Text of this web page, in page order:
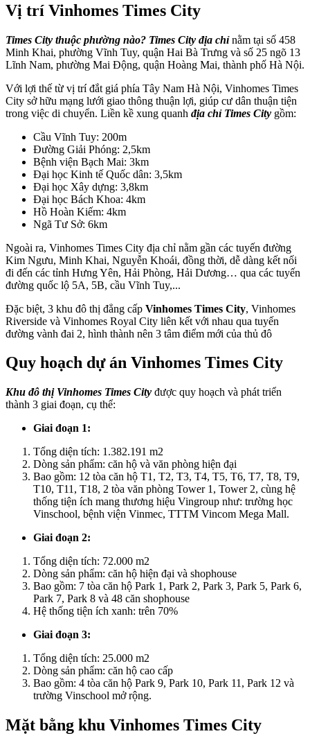
Vị trí Vinhomes Times City
Times City thuộc phường nào? Times City địa chỉnằm tại số 458
Minh Khai, phường Vĩnh Tuy, quận Hai Bà Trưng và số 25 ngõ 13
Lĩnh Nam, phường Mai Động, quận Hoàng Mai, thành phố Hà Nội.
Với lợi thế từ vị trí đắt giá phía Tây Nam Hà Nội, Vinhomes Times
City sở hữu mạng lưới giao thông thuận lợi, giúp cư dân thuận tiện
trong việc di chuyển. Liền kề xung quanh địa chỉ Times City gồm:
Cầu Vĩnh Tuy: 200m
Đường Giải Phóng: 2,5km
Bệnh viện Bạch Mai: 3km
Đại học Kinh tế Quốc dân: 3,5km
Đại học Xây dựng: 3,8km
Đại học Bách Khoa: 4km
Hồ Hoàn Kiếm: 4km
Ngã Tư Sở: 6km
Ngoài ra, Vinhomes Times City địa chỉ nằm gần các tuyến đường
Kim Ngưu, Minh Khai, Nguyễn Khoái, đồng thời, dễ dàng kết nối
đi đến các tỉnh Hưng Yên, Hải Phòng, Hải Dương… qua các tuyến
đường quốc lộ 5A, 5B, cầu Vĩnh Tuy,...
Đặc biệt, 3 khu đô thị đẳng cấp Vinhomes Times City, Vinhomes
Riverside và Vinhomes Royal City liên kết với nhau qua tuyến
đường vành đai 2, hình thành nên 3 tâm điểm mới của thủ đô
Quy hoạch dự án Vinhomes Times City
Khu đô thị Vinhomes Times City được quy hoạch và phát triển
thành 3 giai đoạn, cụ thể:
Giai đoạn 1:
Tổng diện tích: 1.382.191 m2
Dòng sản phẩm: căn hộ và văn phòng hiện đại
Bao gồm: 12 tòa căn hộ T1, T2, T3, T4, T5, T6, T7, T8, T9,
T10, T11, T18, 2 tòa văn phòng Tower 1, Tower 2, cùng hệ
thống tiện ích mang thương hiệu Vingroup như: trường học
Vinschool, bệnh viện Vinmec, TTTM Vincom Mega Mall.
Giai đoạn 2:
Tổng diện tích: 72.000 m2
Dòng sản phẩm: căn hộ hiện đại và shophouse
Bao gồm: 7 tòa căn hộ Park 1, Park 2, Park 3, Park 5, Park 6,
Park 7, Park 8 và 48 căn shophouse
Hệ thống tiện ích xanh: trên 70%
Giai đoạn 3:
Tổng diện tích: 25.000 m2
Dòng sản phẩm: căn hộ cao cấp
Bao gồm: 4 tòa căn hộ Park 9, Park 10, Park 11, Park 12 và
trường Vinschool mở rộng.
Mặt bằng khu Vinhomes Times City